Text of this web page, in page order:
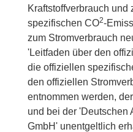
Kraftstoffverbrauch und
spezifischen CO2-
zum Stromverbrauch
'Leitfaden über den
die offiziellen
den offiziellen
entnommen werden,
und bei der 'Deutschen
GmbH' unentgeltlich